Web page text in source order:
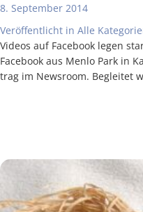
8. September 2014
Veröffentlicht in Alle
Vide­os auf Face­book legen
Face­book aus Men­lo Park in
trag im News­room. Beglei­tet